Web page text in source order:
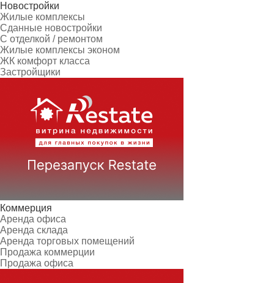
Новостройки
Жилые комплексы
Сданные новостройки
С отделкой / ремонтом
Жилые комплексы эконом
ЖК комфорт класса
Застройщики
Коммерция
Аренда офиса
Аренда склада
Аренда торговых помещений
Продажа коммерции
Продажа офиса